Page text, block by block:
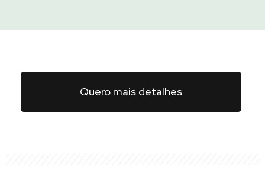
Quero mais detalhes